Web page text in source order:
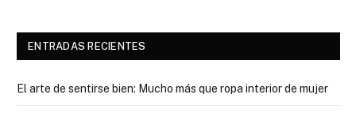
ENTRADAS RECIENTES
El arte de sentirse bien: Mucho más que ropa interior de mujer